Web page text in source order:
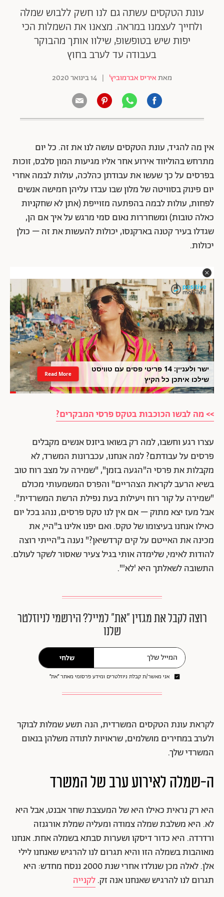
עונת הטקסים עשתה גם לנו חשק ללבוש שמלה
ולחייך לעצמנו במראה. מצאנו את השמלות הכי
יפות שיש בטופשופ, שילוו אותך מהבוקר
בעבודה עד לערב בחוץ
מאתאיריס אברמוביץ' | 14 בינואר 2020
אין מה להגיד, עונת הטקסים עושה לנו את זה. כל יום
מתרחש בהוליווד אירוע אחר אליו מגיעות המון סלבס, זוכות
בפרסים על כך שעשו את עבודתן כהלכה, עולות לבמה אחרי
יום פינוק בסוויטה של מלון שבו עבדו עליהן חמישה אנשים
לפחות, עולות לבמה בהפתעה מזוייפת (אתן לא שחקניות
כאלה טובות) ומשחררות נאום סמי מרגש על איך אם הן,
שגדלו בעיר קטנה בארקנסו, יכולות להעשות את זה – כולן
יכולות.
ישר ולעניין: 14 פריטי פסים עם טוויסט
שילכו איתכן כל הקיץ
Read More
>> מה לבשו הכוכבות בטקס פרסי המבקרים?
עצרו רגע וחשבו, למה רק בשואו ביזנס אנשים מקבלים
פרסים על עבודתם? למה אנחנו, עכברונות המשרד, לא
מקבלות את פרסי ה"הגעה בזמן", "שמירה על מצב רוח טוב
בשיא הרעב לקראת הצהריים" והפרס המשמעותי מכולם
"שמירה על קור רוח ויעילות בעת נפילת הרשת המשרדית".
אבל מעז יצא מתוק – אם אין לנו טקס פרסים, ננהג בכל יום
כאילו אנחנו בעיצומו של טקס. ואם יפנו אלינו ב"היי, את
מכינה את האייטם על קים קרדשיאן?" נענה ב"הייתי רוצה
להודות לאימי, שלימדה אותי בגיל צעיר שאסור לשקר לעולם.
התשובה לשאלתך היא 'לא'".
רוצה לקבל את מגזין ״את״ למייל? הירשמי לניוזלטר
שלנו
שלחי
אני מאשר/ת קבלת ניוזלטרים ומידע פרסומי מאתר ״את״
לקראת עונת הטקסים המשרדית, הנה תשע שמלות לבוקר
ולערב במחירים מושלמים, שראויות לתודה משלהן בנאום
המשרדי שלך.
ה-שמלה לאירוע ערב של המשרד
היא רק נראית כאילו היא של המעצבת שחר אבנט, אבל היא
לא. היא משלבת שמלה צמודה ומעליה שמלת אורגנזה
ורדרדה. היא כדור דיסקו ושערות סבתא בשמלה אחת. אנחנו
מאוהבות בשמלה הזו והיא תגרום לנו להרגיש שאנחנו לילי
אלן. לאלה מכן שנולדו אחרי שנת 2000 ננסח מחדש: היא
תגרום לנו להרגיש שאנחנו אנה זק.לקנייה